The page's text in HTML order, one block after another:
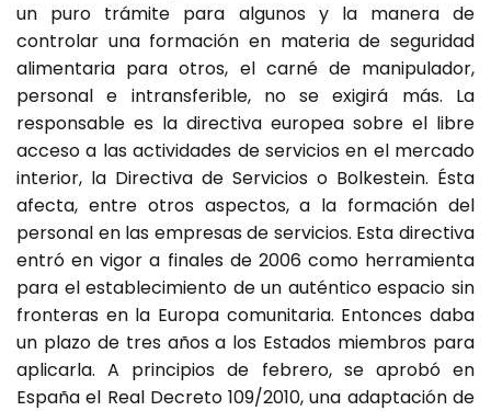
un puro trámite para algunos y la manera de
controlar una formación en materia de seguridad
alimentaria para otros, el carné de manipulador,
personal e intransferible, no se exigirá más. La
responsable es la directiva europea sobre el libre
acceso a las actividades de servicios en el mercado
interior, la Directiva de Servicios o Bolkestein. Ésta
afecta, entre otros aspectos, a la formación del
personal en las empresas de servicios. Esta directiva
entró en vigor a finales de 2006 como herramienta
para el establecimiento de un auténtico espacio sin
fronteras en la Europa comunitaria. Entonces daba
un plazo de tres años a los Estados miembros para
aplicarla. A principios de febrero, se aprobó en
España el Real Decreto 109/2010, una adaptación de